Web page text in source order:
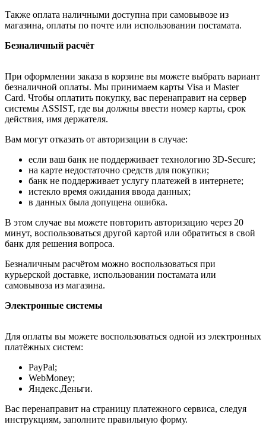
Также оплата наличными доступна при самовывозе из
магазина, оплаты по почте или использовании постамата.
Безналичный расчёт
При оформлении заказа в корзине вы можете выбрать вариант
безналичной оплаты. Мы принимаем карты Visa и Master
Card. Чтобы оплатить покупку, вас перенаправит на сервер
системы ASSIST, где вы должны ввести номер карты, срок
действия, имя держателя.
Вам могут отказать от авторизации в случае:
если ваш банк не поддерживает технологию 3D-Secure;
на карте недостаточно средств для покупки;
банк не поддерживает услугу платежей в интернете;
истекло время ожидания ввода данных;
в данных была допущена ошибка.
В этом случае вы можете повторить авторизацию через 20
минут, воспользоваться другой картой или обратиться в свой
банк для решения вопроса.
Безналичным расчётом можно воспользоваться при
курьерской доставке, использовании постамата или
самовывоза из магазина.
Электронные системы
Для оплаты вы можете воспользоваться одной из электронных
платёжных систем:
PayPal;
WebMoney;
Яндекс.Деньги.
Вас перенаправит на страницу платежного сервиса, следуя
инструкциям, заполните правильную форму.